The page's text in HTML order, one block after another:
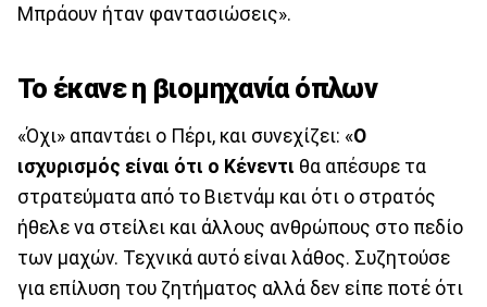
Μπράουν ήταν φαντασιώσεις».
Το έκανε η βιομηχανία όπλων
«Όχι» απαντάει ο Πέρι, και συνεχίζει: «Ο
ισχυρισμός είναι ότι ο Κένεντι θα απέσυρε τα
στρατεύματα από το Βιετνάμ και ότι ο στρατός
ήθελε να στείλει και άλλους ανθρώπους στο πεδίο
των μαχών. Τεχνικά αυτό είναι λάθος. Συζητούσε
για επίλυση του ζητήματος αλλά δεν είπε ποτέ ότι